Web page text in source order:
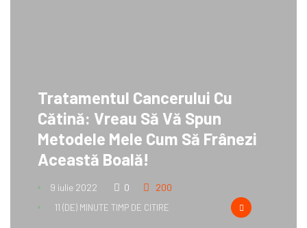
Tratamentul Cancerului Cu
Cătină: Vreau Să Vă Spun
Metodele Mele Cum Să Frânezi
Această Boală!
9 iulie 2022 0 200
11 (DE) MINUTE TIMP DE CITIRE